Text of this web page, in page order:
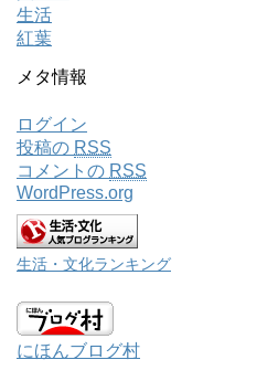
生活
紅葉
メタ情報
ログイン
投稿の RSS
コメントの RSS
WordPress.org
生活・文化ランキング
にほんブログ村